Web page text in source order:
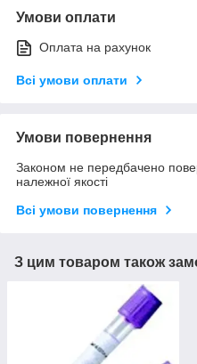
Умови оплати
Оплата на рахунок
Всі умови оплати
Умови повернення
Законом не передбачено
належної якості
Всі умови повернення
З цим товаром також